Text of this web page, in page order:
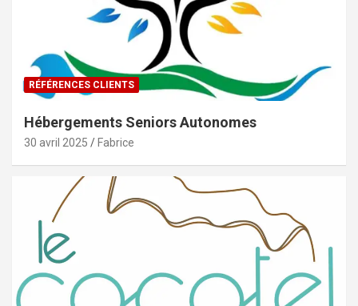
RÉFÉRENCES CLIENTS
Hébergements Seniors Autonomes
30 avril 2025 Fabrice